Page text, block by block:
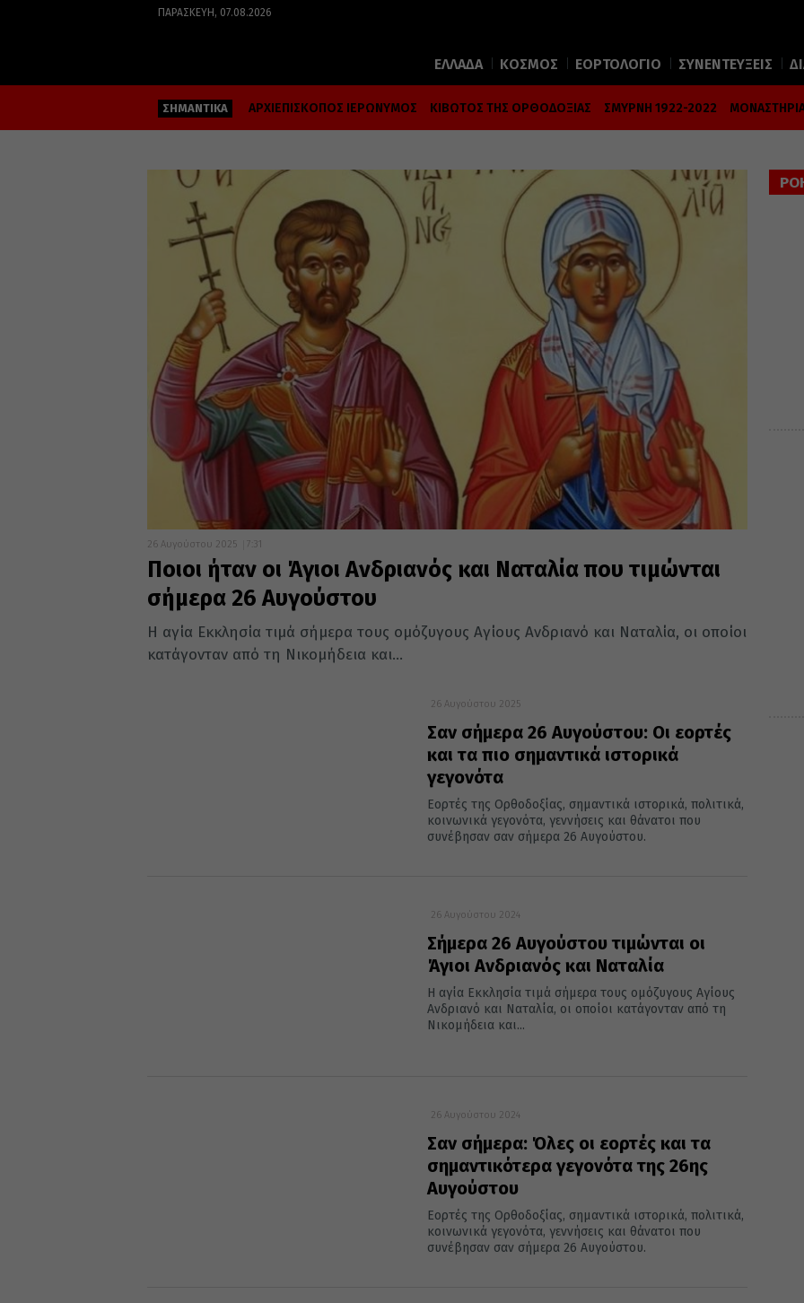
ΠΑΡΑΣΚΕΥΉ, 07.08.2026
ΕΛΛΑΔΑ ΚΟΣΜΟΣ ΕΟΡΤΟΛΟΓΙΟ ΣΥΝΕΝΤΕΥΞΕΙΣ
ΣΗΜΑΝΤΙΚΑ ΑΡΧΙΕΠΙΣΚΟΠΟΣ ΙΕΡΩΝΥΜΟΣ ΚΙΒΩΤΟΣ ΤΗΣ ΟΡΘΟΔΟΞΙΑΣ ΣΜΥΡΝΗ 1922-2022
26 Αυγούστου 2025 7:31
Ποιοι ήταν οι Άγιοι Ανδριανός και Ναταλία που τιμώνται
σήμερα 26 Αυγούστου
Η αγία Εκκλησία τιμά σήμερα τους ομόζυγους Αγίους Ανδριανό και Ναταλία, οι οποίοι
κατάγονταν από τη Νικομήδεια και...
26 Αυγούστου 2025
Σαν σήμερα 26 Αυγούστου: Οι εορτές
και τα πιο σημαντικά ιστορικά
γεγονότα
Εορτές της Ορθοδοξίας, σημαντικά ιστορικά, πολιτικά,
κοινωνικά γεγονότα, γεννήσεις και θάνατοι που
συνέβησαν σαν σήμερα 26 Αυγούστου.
26 Αυγούστου 2024
Σήμερα 26 Αυγούστου τιμώνται οι
Άγιοι Ανδριανός και Ναταλία
Η αγία Εκκλησία τιμά σήμερα τους ομόζυγους Αγίους
Ανδριανό και Ναταλία, οι οποίοι κατάγονταν από τη
Νικομήδεια και...
26 Αυγούστου 2024
Σαν σήμερα: Όλες οι εορτές και τα
σημαντικότερα γεγονότα της 26ης
Αυγούστου
Εορτές της Ορθοδοξίας, σημαντικά ιστορικά, πολιτικά,
κοινωνικά γεγονότα, γεννήσεις και θάνατοι που
συνέβησαν σαν σήμερα 26 Αυγούστου.